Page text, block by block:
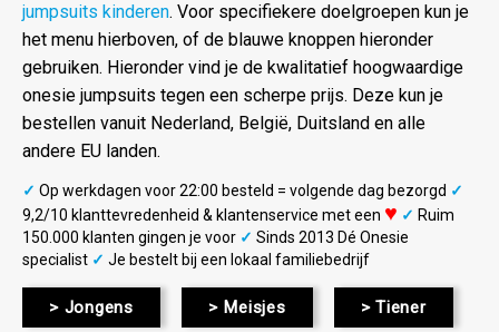
jumpsuits kinderen. Voor specifiekere doelgroepen kun je
het menu hierboven, of de blauwe knoppen hieronder
gebruiken. Hieronder vind je de kwalitatief hoogwaardige
onesie jumpsuits tegen een scherpe prijs. Deze kun je
bestellen vanuit Nederland, België, Duitsland en alle
andere EU landen.
✓ Op werkdagen voor 22:00 besteld = volgende dag bezorgd ✓
9,2/10 klanttevredenheid & klantenservice met een ♥ ✓ Ruim
150.000 klanten gingen je voor ✓ Sinds 2013 Dé Onesie
specialist ✓ Je bestelt bij een lokaal familiebedrijf
> Jongens > Meisjes > Tiener